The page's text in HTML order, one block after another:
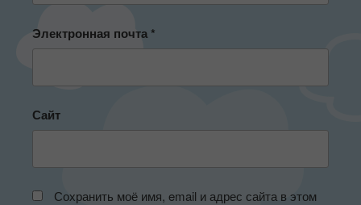
Электронная почта*
Сайт
Сохранить моё имя, email и адрес сайта в этом